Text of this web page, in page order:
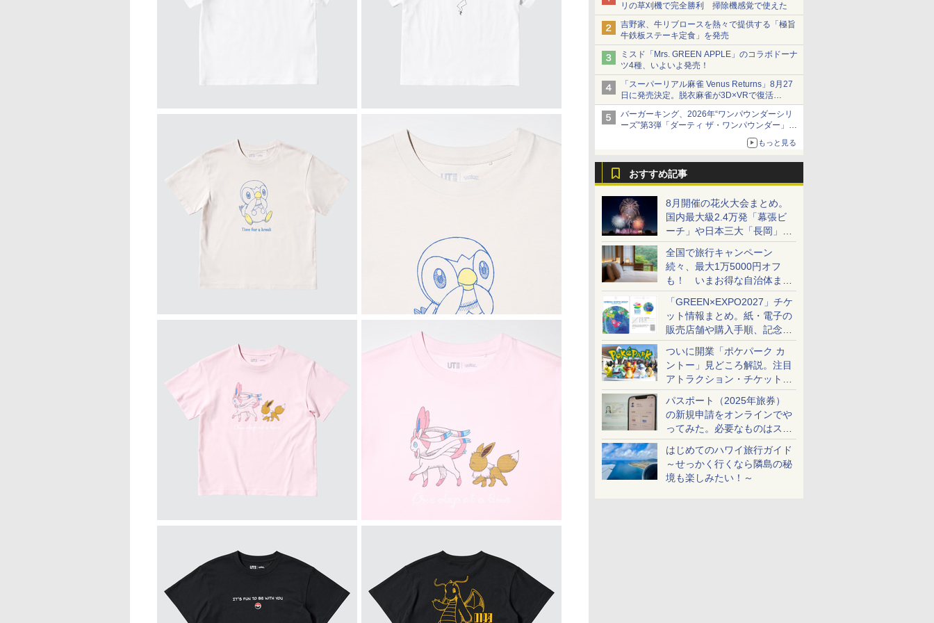
リの草刈機で完全勝利 掃除機感覚で使えた
吉野家、牛リブロースを熱々で提供する「極旨
牛鉄板ステーキ定食」を発売
ミスド「Mrs. GREEN APPLE」のコラボドーナ
ツ4種、いよいよ発売！
「スーパーリアル麻雀 Venus Returns」8月27
日に発売決定。脱衣麻雀が3D×VRで復活
発売から2週間は20%オフになるセールが実施
バーガーキング、2026年“ワンパウンダーシリ
ーズ”第3弾「ダーティ ザ・ワンパウンダー」を
「特製ガーリックマヨソース」を使用した超大
もっと見る
おすすめ記事
8月開催の花火大会まとめ。
国内最大級2.4万発「幕張ビ
ーチ」や日本三大「長岡」な
ど大型イベント目白押し！
全国で旅行キャンペーン
続々、最大1万5000円オフ
も！ いまお得な自治体まと
め
「GREEN×EXPO2027」チケ
ット情報まとめ。紙・電子の
販売店舗や購入手順、記念チ
ケットも解説
ついに開業「ポケパーク カ
ントー」見どころ解説。注目
アトラクション・チケット手
配・来場前に必要な準備は？
パスポート（2025年旅券）
の新規申請をオンラインでや
ってみた。必要なものはスマ
ホとマイナカードのみ
はじめてのハワイ旅行ガイド
～せっかく行くなら隣島の秘
境も楽しみたい！～